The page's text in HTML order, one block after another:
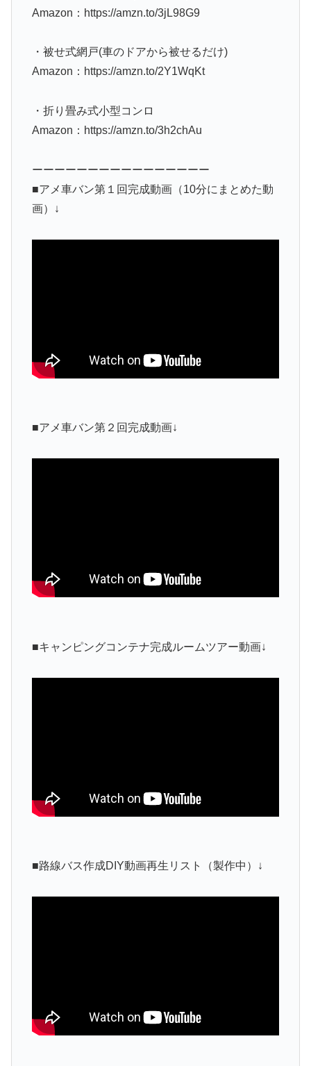
Amazon：https://amzn.to/3jL98G9
・被せ式網戸(車のドアから被せるだけ)
Amazon：https://amzn.to/2Y1WqKt
・折り畳み式小型コンロ
Amazon：https://amzn.to/3h2chAu
ーーーーーーーーーーーーーーーー
■アメ車バン第１回完成動画（10分にまとめた動
画）↓
■アメ車バン第２回完成動画↓
■キャンピングコンテナ完成ルームツアー動画↓
■路線バス作成DIY動画再生リスト（製作中）↓